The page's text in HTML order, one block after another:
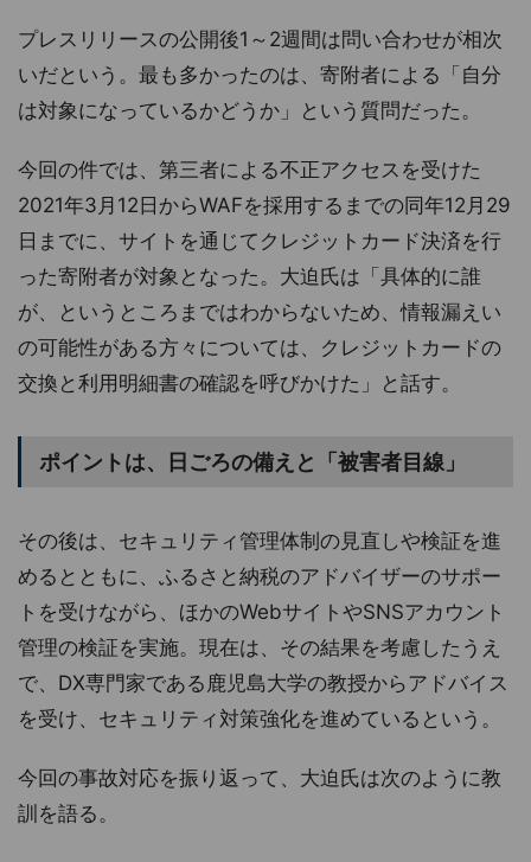
プレスリリースの公開後1～2週間は問い合わせが相次
いだという。最も多かったのは、寄附者による「自分
は対象になっているかどうか」という質問だった。
今回の件では、第三者による不正アクセスを受けた
2021年3月12日からWAFを採用するまでの同年12月29
日までに、サイトを通じてクレジットカード決済を行
った寄附者が対象となった。大迫氏は「具体的に誰
が、というところまではわからないため、情報漏えい
の可能性がある方々については、クレジットカードの
交換と利用明細書の確認を呼びかけた」と話す。
ポイントは、日ごろの備えと「被害者目線」
その後は、セキュリティ管理体制の見直しや検証を進
めるとともに、ふるさと納税のアドバイザーのサポー
トを受けながら、ほかのWebサイトやSNSアカウント
管理の検証を実施。現在は、その結果を考慮したうえ
で、DX専門家である鹿児島大学の教授からアドバイス
を受け、セキュリティ対策強化を進めているという。
今回の事故対応を振り返って、大迫氏は次のように教
訓を語る。